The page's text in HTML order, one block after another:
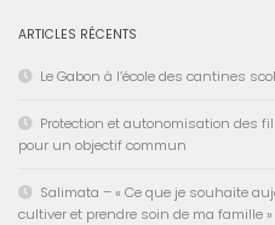
ARTICLES RÉCENTS
Le Gabon à l’école des cantines
Protection et autonomisation des
pour un objectif commun
Salimata – « Ce que je souhaite
cultiver et prendre soin de ma famille »